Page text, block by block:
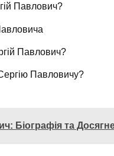
Павлович?
Павлович?
Павловичу?
Біографія та